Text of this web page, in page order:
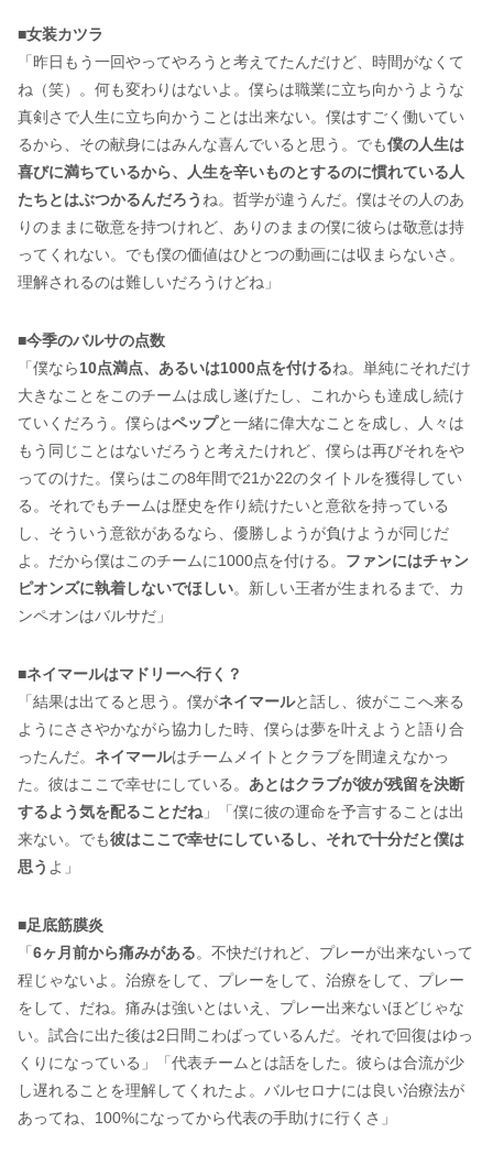
■女装カツラ
「昨日もう一回やってやろうと考えてたんだけど、時間がなくて
ね（笑）。何も変わりはないよ。僕らは職業に立ち向かうような
真剣さで人生に立ち向かうことは出来ない。僕はすごく働いてい
るから、その献身にはみんな喜んでいると思う。でも僕の人生は
喜びに満ちているから、人生を辛いものとするのに慣れている人
たちとはぶつかるんだろう ね。哲学が違うんだ。僕はその人のあ
りのままに敬意を持つけれど、ありのままの僕に彼らは敬意は持
ってくれない。でも僕の価値はひとつの動画には収まらないさ。
理解されるのは難しいだろうけどね」
■今季のバルサの点数
「僕なら10点満点、あるいは1000点を付けるね。単純にそれだけ
大きなことをこのチームは成し遂げたし、これからも達成し続け
ていくだろう。僕らはペップと一緒に偉大なことを成し、人々は
もう同じことはないだろうと考えたけれど、僕らは再びそれをや
ってのけた。僕らはこの8年間で21か22のタイトルを獲得してい
る。それでもチームは歴史を作り続けたいと意欲を持っている
し、そういう意欲があるなら、優勝しようが負けようが同じだ
よ。だから僕はこのチームに1000点を付ける。 ファンにはチャン
ピオンズに執着しないでほしい。新しい王者が生まれるまで、カ
ンペオンはバルサだ」
■ネイマールはマドリーへ行く？
「結果は出てると思う。僕がネイマールと話し、彼がここへ来る
ようにささやかながら協力した時、僕らは夢を叶えようと語り合
ったんだ。 ネイマールはチームメイトとクラブを間違えなかっ
た。彼はここで幸せにしている。 あとはクラブが彼が残留を決断
するよう気を配ることだね 」「僕に彼の運命を予言することは出
来ない。でも彼はここで幸せにしているし、それで十分だと僕は
思う よ」
■足底筋膜炎
「 6ヶ月前から痛みがある。不快だけれど、プレーが出来ないって
程じゃないよ。治療をして、プレーをして、治療をして、プレー
をして、だね。痛みは強いとはいえ、プレー出来ないほどじゃな
い。試合に出た後は2日間こわばっているんだ。それで回復はゆっ
くりになっている」「代表チームとは話をした。彼らは合流が少
し遅れることを理解してくれたよ。バルセロナには良い治療法が
あってね、100%になってから代表の手助けに行くさ」